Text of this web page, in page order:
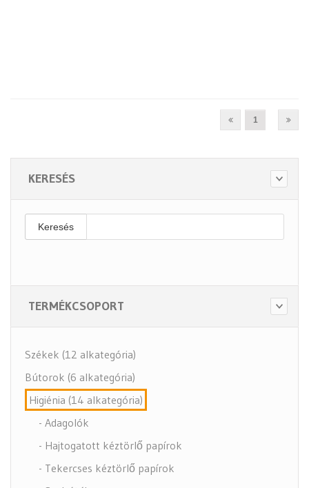
1
KERESÉS
Keresés
TERMÉKCSOPORT
Székek (12 alkategória)
Bútorok (6 alkategória)
Higiénia (14 alkategória)
- Adagolók
- Hajtogatott kéztörlő papírok
- Tekercses kéztörlő papírok